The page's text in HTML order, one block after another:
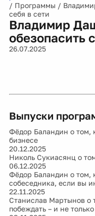
/ Программы /
себя в сети
Владимир
обезопасить
26.07.2025
Выпуски
Фёдор Баландин о том,
бизнесе
20.12.2025
Николь Сукиасянц о
06.12.2025
Фёдор Баландин о том,
собеседника, если вы
22.11.2025
Станислав Мартынов о
побеждать – и не